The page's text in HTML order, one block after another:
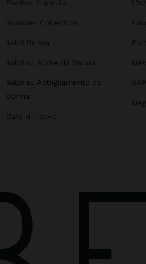
Festival Capsule
Summer Collection
Saldi Donna
Saldi su Borse da Donna
Saldi su Abbigliamento da
Donna
Date di rilievo
APP